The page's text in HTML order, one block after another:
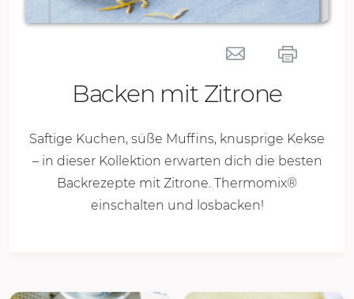
Backen mit Zitrone
Saftige Kuchen, süße Muffins, knusprige Kekse
– in dieser Kollektion erwarten dich die besten
Backrezepte mit Zitrone. Thermomix®
einschalten und losbacken!